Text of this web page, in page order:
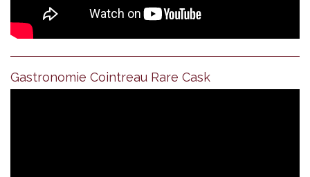
Gastronomie Cointreau Rare Cask